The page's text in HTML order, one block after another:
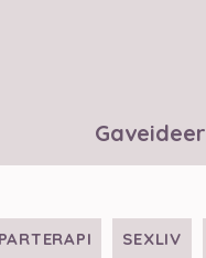
Gaveideer
PARTERAPI SEXLIV